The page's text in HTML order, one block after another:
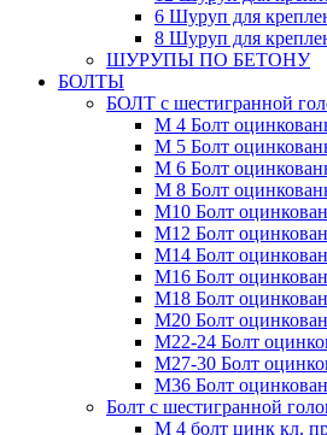
6 Шуруп для
8 Шуруп для
ШУРУПЫ ПО БЕТОНУ
БОЛТЫ
БОЛТ с шестигранной
М 4 Болт
М 5 Болт
М 6 Болт
М 8 Болт
М10 Болт
М12 Болт
М14 Болт
М16 Болт
М18 Болт
М20 Болт
М22-24 Болт
М27-30 Болт
М36 Болт
Болт с шестигранной
М 4 болт цинк кл.